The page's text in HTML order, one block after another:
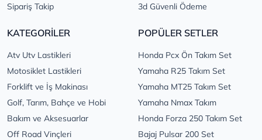
Sipariş Takip
3d Güvenli Ödeme
KATEGORİLER
Atv Utv Lastikleri
Motosiklet Lastikleri
Forklift ve İş Makinası
Golf, Tarım, Bahçe ve Hobi
Bakım ve Aksesuarlar
Off Road Vinçleri
POPÜLER SETLER
Honda Pcx Ön Takım Set
Yamaha R25 Takım Set
Yamaha MT25 Takım Set
Yamaha Nmax Takım
Honda Forza 250 Takım Set
Bajaj Pulsar 200 Set